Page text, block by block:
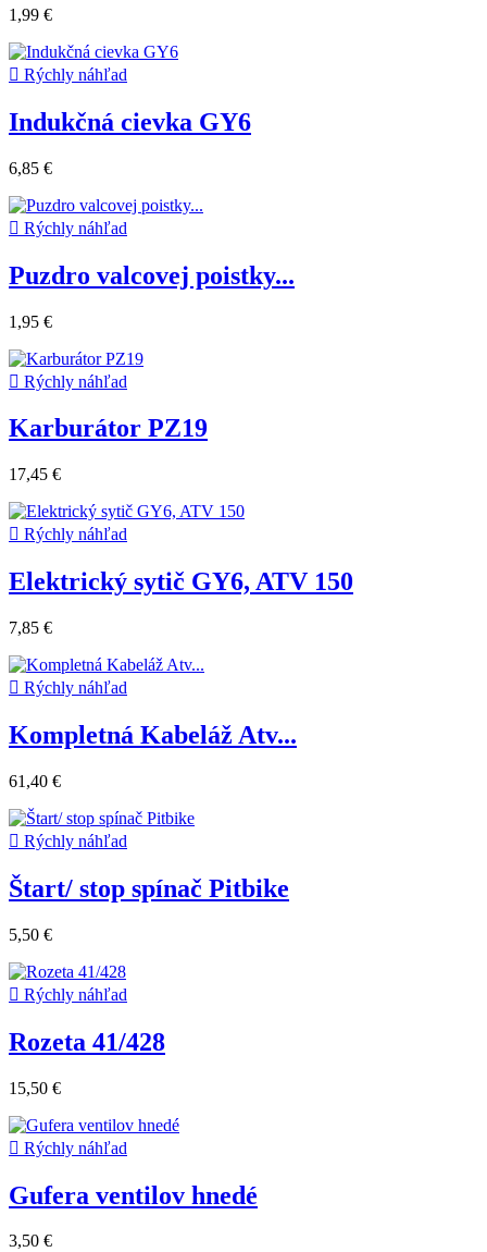
1,99 €
 Rýchly náhľad
Indukčná cievka GY6
6,85 €
 Rýchly náhľad
Puzdro valcovej poistky...
1,95 €
 Rýchly náhľad
Karburátor PZ19
17,45 €
 Rýchly náhľad
Elektrický sytič GY6, ATV 150
7,85 €
 Rýchly náhľad
Kompletná Kabeláž Atv...
61,40 €
 Rýchly náhľad
Štart/ stop spínač Pitbike
5,50 €
 Rýchly náhľad
Rozeta 41/428
15,50 €
 Rýchly náhľad
Gufera ventilov hnedé
3,50 €